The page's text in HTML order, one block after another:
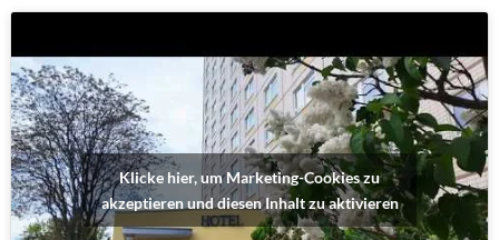
Klicke hier, um Marketing-Cookies zu
akzeptieren und diesen Inhalt zu aktivieren